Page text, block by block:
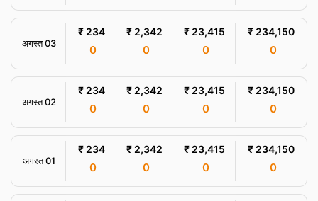
अगस्त 03
₹ 234
0
₹ 2,342
0
₹ 23,415
0
₹ 234,150
0
अगस्त 02
₹ 234
0
₹ 2,342
0
₹ 23,415
0
₹ 234,150
0
अगस्त 01
₹ 234
0
₹ 2,342
0
₹ 23,415
0
₹ 234,150
0